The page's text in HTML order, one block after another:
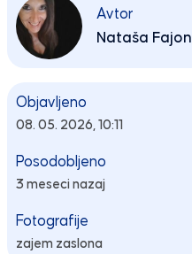
Avtor
Nataša Fajon
Objavljeno
08. 05. 2026, 10:11
Posodobljeno
3 meseci nazaj
Fotografije
zajem zaslona